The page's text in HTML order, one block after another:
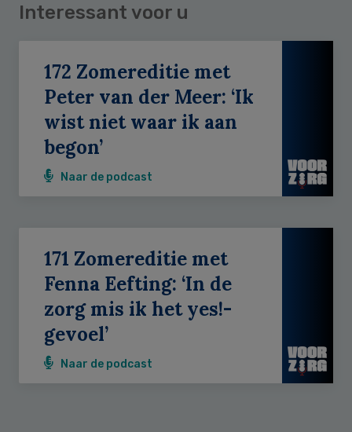
Interessant voor u
172 Zomereditie met
Peter van der Meer: ‘Ik
wist niet waar ik aan
begon’
Naar de podcast
171 Zomereditie met
Fenna Eefting: ‘In de
zorg mis ik het yes!-
gevoel’
Naar de podcast